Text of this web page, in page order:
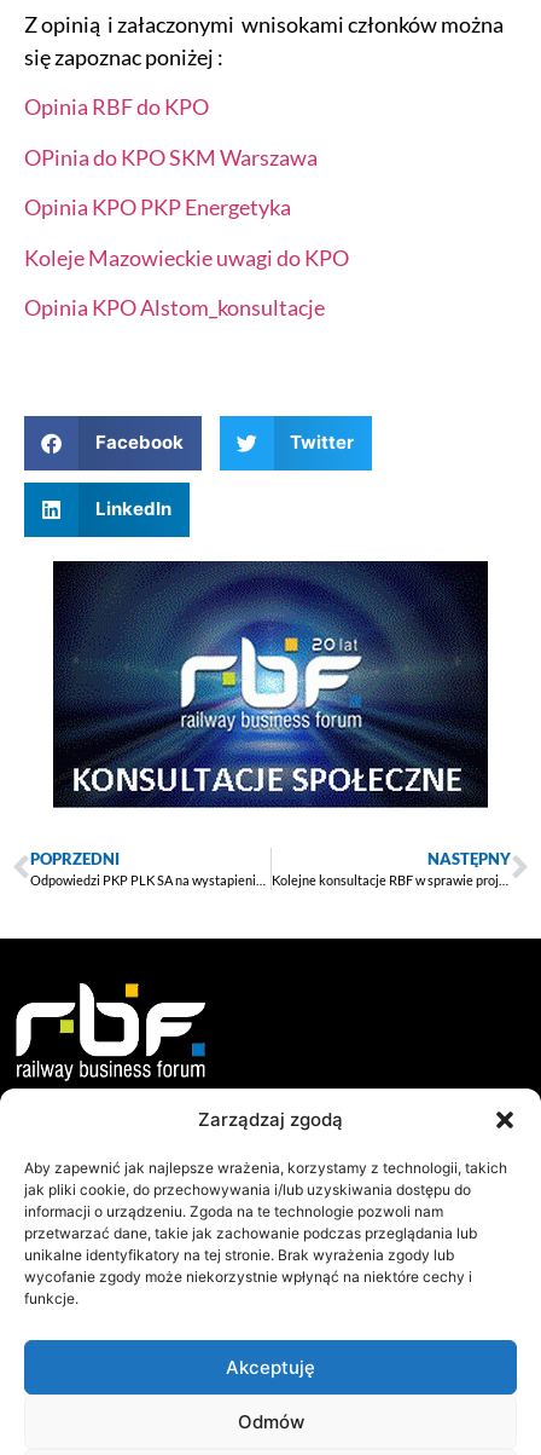
Zarządzaj zgodą
Aby zapewnić jak najlepsze wrażenia, korzystamy z technologii, takich
jak pliki cookie, do przechowywania i/lub uzyskiwania dostępu do
informacji o urządzeniu. Zgoda na te technologie pozwoli nam
przetwarzać dane, takie jak zachowanie podczas przeglądania lub
unikalne identyfikatory na tej stronie. Brak wyrażenia zgody lub
wycofanie zgody może niekorzystnie wpłynąć na niektóre cechy i
funkcje.
Akceptuję
Odmów
Z opinią i załaczonymi wnisokami członków można
się zapoznac poniżej :
Opinia RBF do KPO
OPinia do KPO SKM Warszawa
Opinia KPO PKP Energetyka
Koleje Mazowieckie uwagi do KPO
Opinia KPO Alstom_konsultacje
Facebook Twitter
LinkedIn
POPRZEDNI NASTĘPNY
Misja i Cele
Jak Działamy?
Współpraca
Zarząd
Dokumenty
Statut
Regulamin WZC
Protokoły WZC
Raporty
Railway Business Forum
00-738 Warszawa